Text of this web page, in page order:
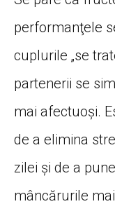
performanţele
cuplurile „se
partenerii se
mai afectuoşi.
de a elimina
zilei şi de a
mâncărurile